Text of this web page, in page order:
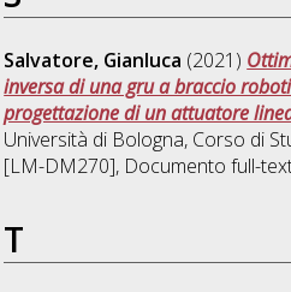
Salvatore, Gianluca (2021)
inversa di una gru a braccio
progettazione di un attuatore
Università di Bologna, Corso di
[LM-DM270], Documento full-
T